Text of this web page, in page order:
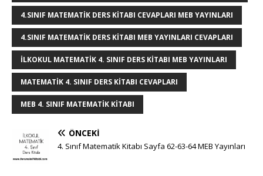
4.SINIF MATEMATIK DERS KITABI CEVAPLARI MEB YAYINLARI
4.SINIF MATEMATIK DERS KITABI MEB YAYINLARI CEVAPLARI
ILKOKUL MATEMATIK 4. SINIF DERS KITABI MEB YAYINLARI
MATEMATIK 4. SINIF DERS KITABI CEVAPLARI
MEB 4. SINIF MATEMATIK KITABI
ÖNCEKI
4. Sınıf Matematik Kitabı Sayfa 62-63-64 MEB Yayınları